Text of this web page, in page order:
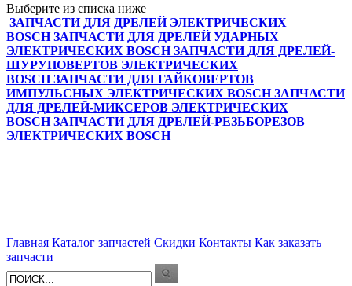
Выберите из списка ниже
ЗАПЧАСТИ ДЛЯ ДРЕЛЕЙ ЭЛЕКТРИЧЕСКИХ
BOSCH ЗАПЧАСТИ ДЛЯ ДРЕЛЕЙ УДАРНЫХ
ЭЛЕКТРИЧЕСКИХ BOSCH ЗАПЧАСТИ ДЛЯ ДРЕЛЕЙ-
ШУРУПОВЕРТОВ ЭЛЕКТРИЧЕСКИХ
BOSCH ЗАПЧАСТИ ДЛЯ ГАЙКОВЕРТОВ
ИМПУЛЬСНЫХ ЭЛЕКТРИЧЕСКИХ BOSCH ЗАПЧАСТИ
ДЛЯ ДРЕЛЕЙ-МИКСЕРОВ ЭЛЕКТРИЧЕСКИХ
BOSCH ЗАПЧАСТИ ДЛЯ ДРЕЛЕЙ-РЕЗЬБОРЕЗОВ
ЭЛЕКТРИЧЕСКИХ BOSCH
Главная Каталог запчастей Скидки Контакты Как заказать
запчасти